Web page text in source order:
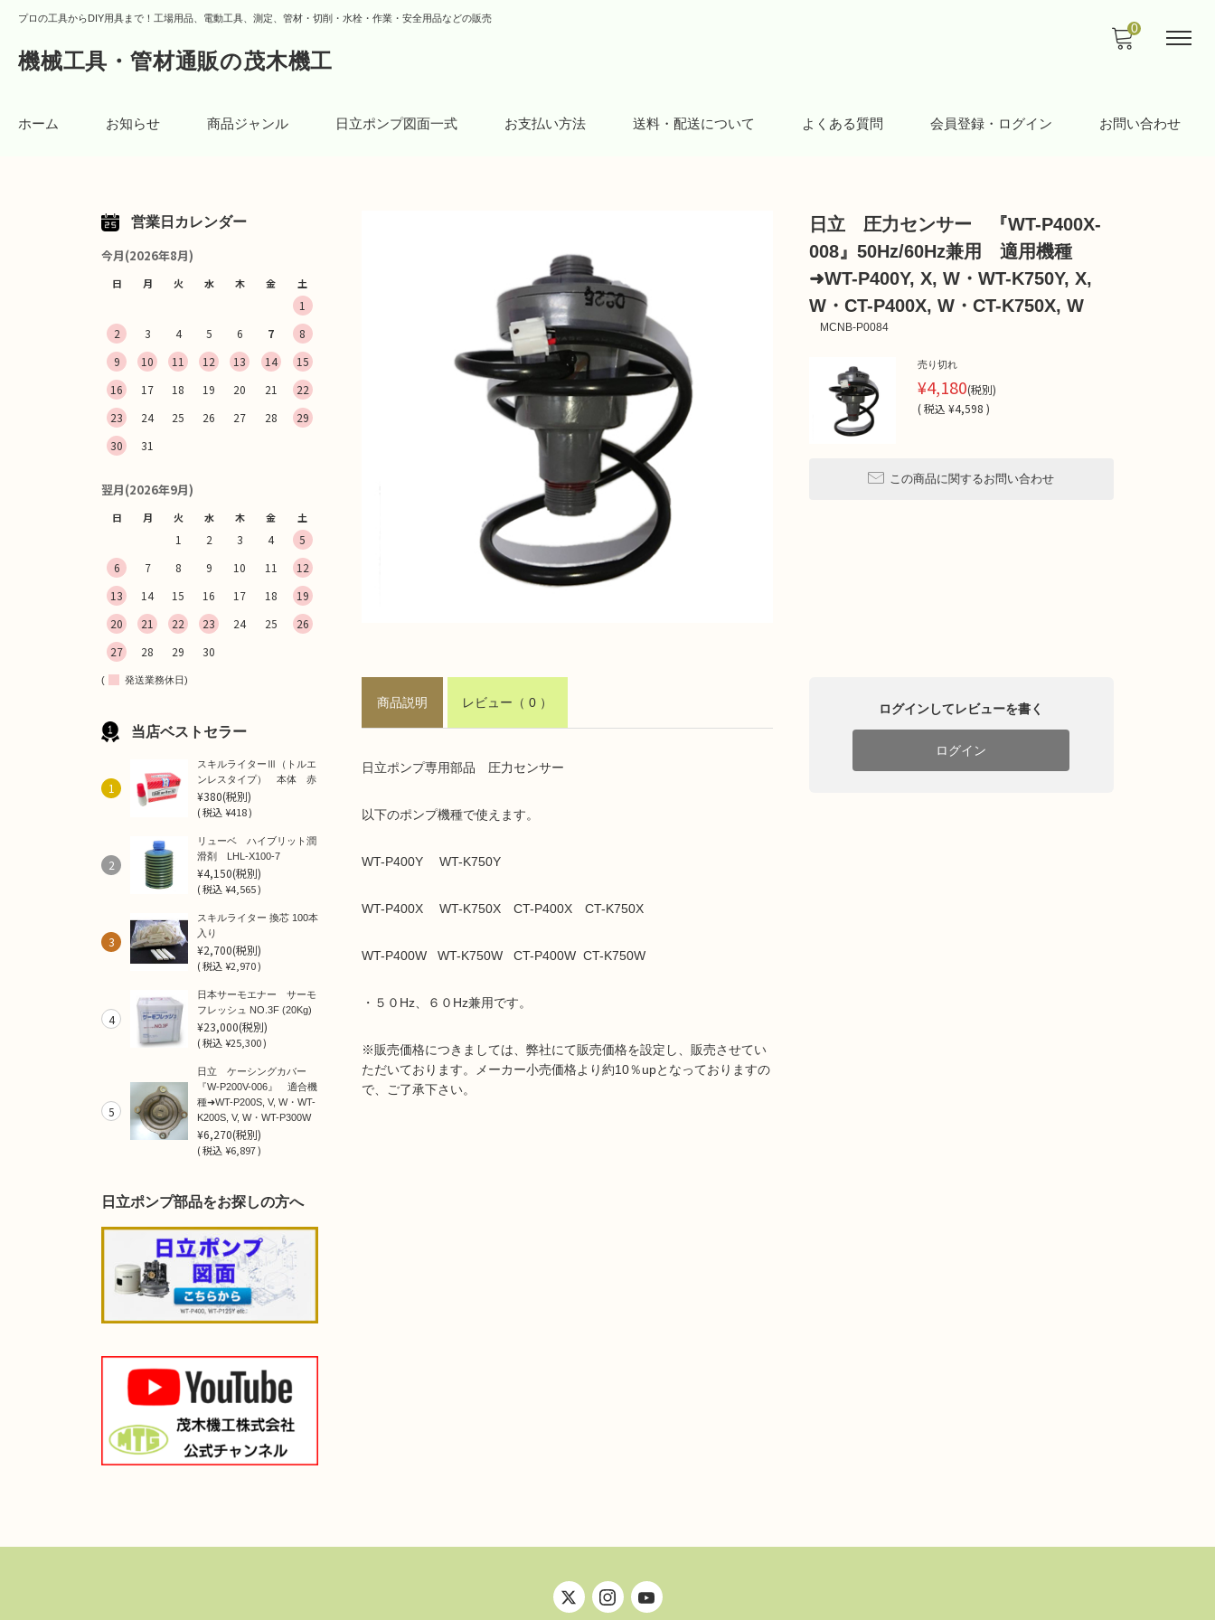
プロの工具からDIY用具まで！工場用品、電動工具、測定、管材・切削・水栓・作業・安全用品などの販売
機械工具・管材通販の茂木機工
ホーム お知らせ 商品ジャンル 日立ポンプ図面一式 お支払い方法 送料・配送について よくある質問 会員登録・ログイン お問い合わせ
0
日立 圧力センサー 『WT-P400X-
008』50Hz/60Hz兼用 適用機種
➜WT-P400Y, X, W・WT-K750Y, X,
W・CT-P400X, W・CT-K750X, W
MCNB-P0084
売り切れ
¥4,180(税別)
(税込 ¥4,598 )
この商品に関するお問い合わせ
商品説明 レビュー （ 0 ）
日立ポンプ専用部品 圧力センサー
以下のポンプ機種で使えます。
WT-P400Y WT-K750Y
WT-P400X WT-K750X CT-P400X CT-K750X
WT-P400W WT-K750W CT-P400W CT-K750W
・５０Hz、６０Hz兼用です。
※販売価格につきましては、弊社にて販売価格を設定し、販売させてい
ただいております。メーカー小売価格より約10％upとなっておりますの
で、ご了承下さい。
ログインしてレビューを書く
ログイン
営業日カレンダー
今月(2026年8月)
日 月 火 水 木 金 土
1
2
3 4 5 6 7
8
9
10 11 12 13 14
15
16
17 18 19 20 21
22
23
24 25 26 27 28
29
30
31
翌月(2026年9月)
日 月 火 水 木 金 土
1 2 3 4
5
6
7 8 9 10 11
12
13
14 15 16 17 18
19
20
21 22 23 24 25
26
27
28 29 30
( 発送業務休日)
当店ベストセラー
1
スキルライターⅢ（トルエ
ンレスタイプ） 本体 赤
¥380(税別)
(税込¥418 )
2
リューベ ハイブリット潤
滑剤 LHL-X100-7
¥4,150(税別)
(税込¥4,565 )
3
スキルライター 換芯 100本
入り
¥2,700(税別)
(税込¥2,970 )
4
日本サーモエナー サーモ
フレッシュ NO.3F (20Kg)
¥23,000(税別)
(税込¥25,300 )
5
日立 ケーシングカバー
『W-P200V-006』 適合機
種➜WT-P200S, V, W・WT-
K200S, V, W・WT-P300W
¥6,270(税別)
(税込¥6,897 )
日立ポンプ部品をお探しの方へ